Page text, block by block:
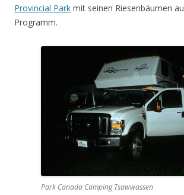
Provincial Park mit seinen Riesenbäumen
Programm.
Park Canada Camping Tsawwassen